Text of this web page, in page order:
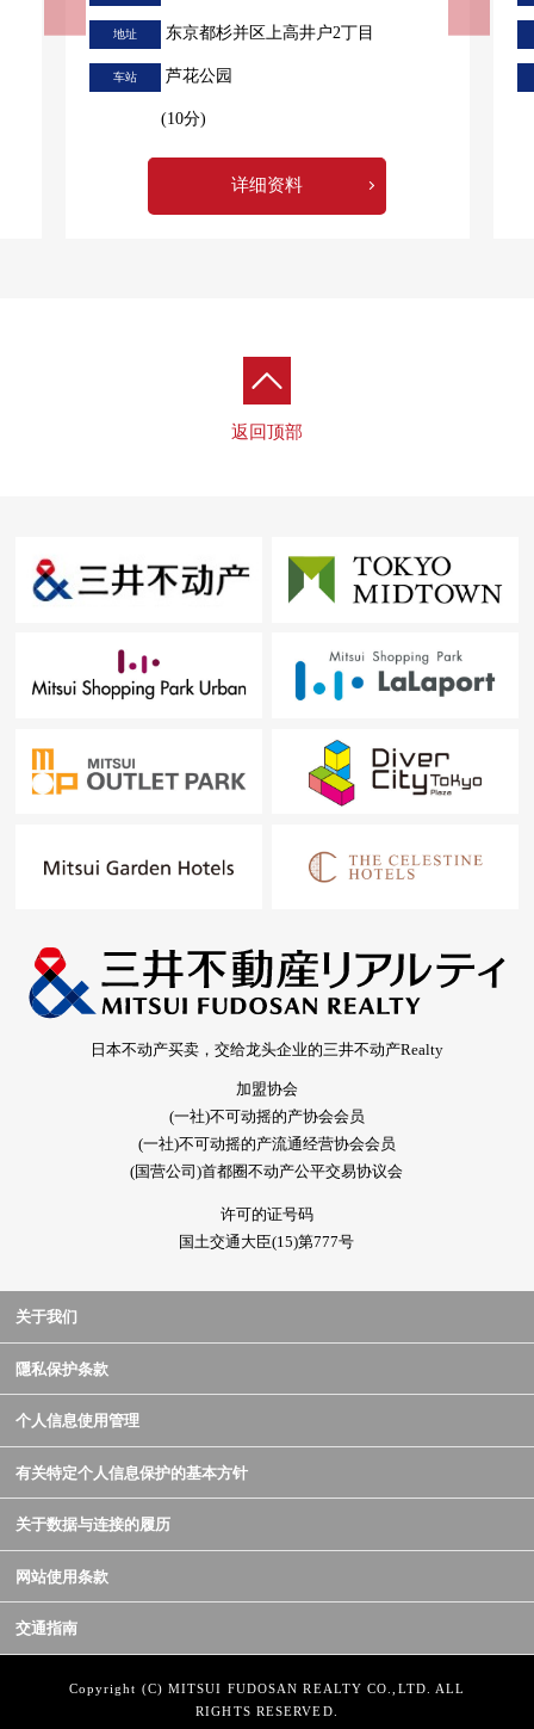
地址 东京都杉并区上高井户2丁目
车站 芦花公园
(10分)
详细资料
返回顶部
日本不动产买卖，交给龙头企业的三井不动产Realty
加盟协会
(一社)不可动摇的产协会会员
(一社)不可动摇的产流通经营协会会员
(国营公司)首都圈不动产公平交易协议会
许可的证号码
国土交通大臣(15)第777号
关于我们
隱私保护条款
个人信息使用管理
有关特定个人信息保护的基本方针
关于数据与连接的履历
网站使用条款
交通指南
Copyright (C) MITSUI FUDOSAN REALTY CO.,LTD. ALL
RIGHTS RESERVED.